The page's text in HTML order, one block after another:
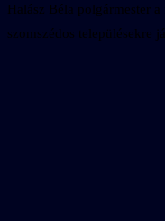
Halász Béla polgármester
szomszédos településekre